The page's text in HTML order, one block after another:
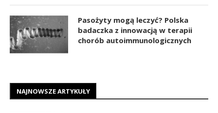
Pasożyty mogą leczyć? Polska
badaczka z innowacją w terapii
chorób autoimmunologicznych
NAJNOWSZE ARTYKUŁY